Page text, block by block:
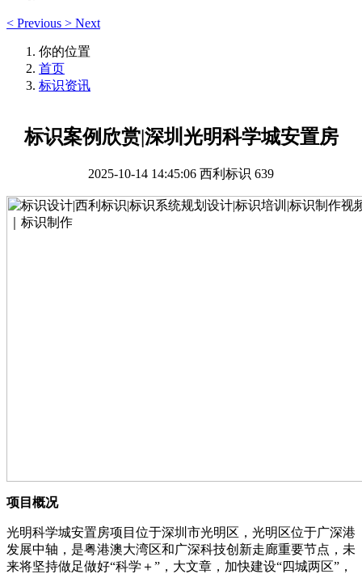
< Previous > Next
你的位置
首页
标识资讯
标识案例欣赏|深圳光明科学城安置房
2025-10-14 14:45:06 西利标识 639
项⽬概况
光明科学城安置房项目位于深圳市光明区，光明区位于广深港
发展中轴，是粤港澳大湾区和广深科技创新走廊重要节点，未
来将坚持做足做好“科学＋”，大文章，加快建设“四城两区”，